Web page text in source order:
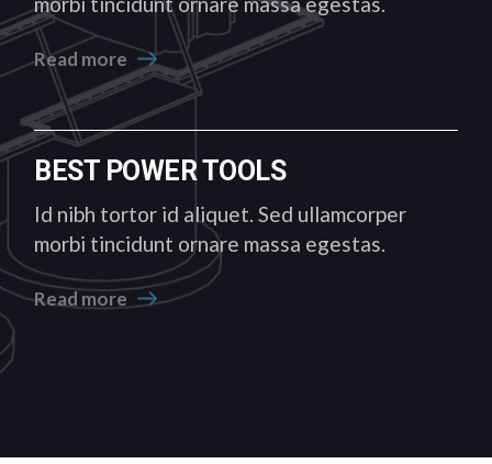
Read more
BEST POWER TOOLS
Id nibh tortor id aliquet. Sed ullamcorper
morbi tincidunt ornare massa egestas.
Read more